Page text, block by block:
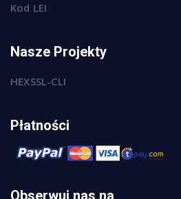
Kod LEI
Nasze Projekty
HEXSSL-CLI
Płatności